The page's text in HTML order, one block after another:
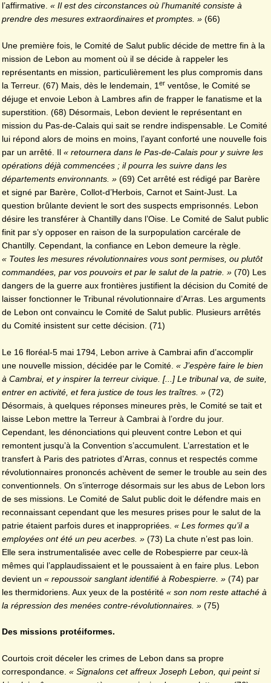
l’affirmative. « Il est des circonstances où l’humanité consiste à
prendre des mesures extraordinaires et promptes. » (66)
Une première fois, le Comité de Salut public décide de mettre fin à la
mission de Lebon au moment où il se décide à rappeler les
représentants en mission, particulièrement les plus compromis dans
la Terreur. (67) Mais, dès le lendemain, 1 er ventôse, le Comité se
déjuge et envoie Lebon à Lambres afin de frapper le fanatisme et la
superstition. (68) Désormais, Lebon devient le représentant en
mission du Pas-de-Calais qui sait se rendre indispensable. Le Comité
lui répond alors de moins en moins, l’ayant conforté une nouvelle fois
par un arrêté. Il « retournera dans le Pas-de-Calais pour y suivre les
opérations déjà commencées ; il pourra les suivre dans les
départements environnants. » (69) Cet arrêté est rédigé par Barère
et signé par Barère, Collot-d’Herbois, Carnot et Saint-Just. La
question brûlante devient le sort des suspects emprisonnés. Lebon
désire les transférer à Chantilly dans l’Oise. Le Comité de Salut public
finit par s’y opposer en raison de la surpopulation carcérale de
Chantilly. Cependant, la confiance en Lebon demeure la règle.
« Toutes les mesures révolutionnaires vous sont permises, ou plutôt
commandées, par vos pouvoirs et par le salut de la patrie. » (70) Les
dangers de la guerre aux frontières justifient la décision du Comité de
laisser fonctionner le Tribunal révolutionnaire d’Arras. Les arguments
de Lebon ont convaincu le Comité de Salut public. Plusieurs arrêtés
du Comité insistent sur cette décision. (71)
Le 16 floréal-5 mai 1794, Lebon arrive à Cambrai afin d’accomplir
une nouvelle mission, décidée par le Comité. « J’espère faire le bien
à Cambrai, et y inspirer la terreur civique. [...] Le tribunal va, de suite,
entrer en activité, et fera justice de tous les traîtres. » (72)
Désormais, à quelques réponses mineures près, le Comité se tait et
laisse Lebon mettre la Terreur à Cambrai à l’ordre du jour.
Cependant, les dénonciations qui pleuvent contre Lebon et qui
remontent jusqu’à la Convention s’accumulent. L’arrestation et le
transfert à Paris des patriotes d’Arras, connus et respectés comme
révolutionnaires prononcés achèvent de semer le trouble au sein des
conventionnels. On s’interroge désormais sur les abus de Lebon lors
de ses missions. Le Comité de Salut public doit le défendre mais en
reconnaissant cependant que les mesures prises pour le salut de la
patrie étaient parfois dures et inappropriées. « Les formes qu’il a
employées ont été un peu acerbes. » (73) La chute n’est pas loin.
Elle sera instrumentalisée avec celle de Robespierre par ceux-là
mêmes qui l’applaudissaient et le poussaient à en faire plus. Lebon
devient un « repoussoir sanglant identifié à Robespierre. » (74) par
les thermidoriens. Aux yeux de la postérité « son nom reste attaché à
la répression des menées contre-révolutionnaires. » (75)
Des missions protéiformes.
Courtois croit déceler les crimes de Lebon dans sa propre
correspondance. « Signalons cet affreux Joseph Lebon, qui peint si